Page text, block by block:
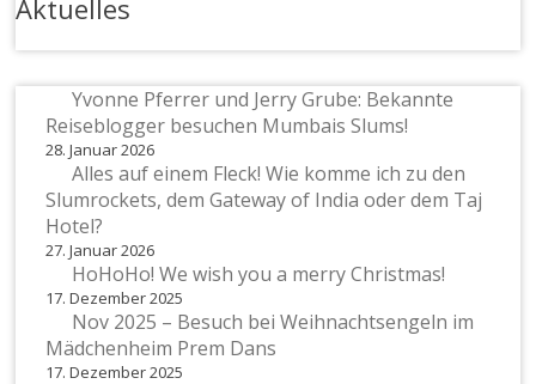
Aktuelles
Yvonne Pferrer und Jerry Grube: Bekannte
Reiseblogger besuchen Mumbais Slums!
28. Januar 2026
Alles auf einem Fleck! Wie komme ich zu den
Slumrockets, dem Gateway of India oder dem Taj
Hotel?
27. Januar 2026
HoHoHo! We wish you a merry Christmas!
17. Dezember 2025
Nov 2025 – Besuch bei Weihnachtsengeln im
Mädchenheim Prem Dans
17. Dezember 2025